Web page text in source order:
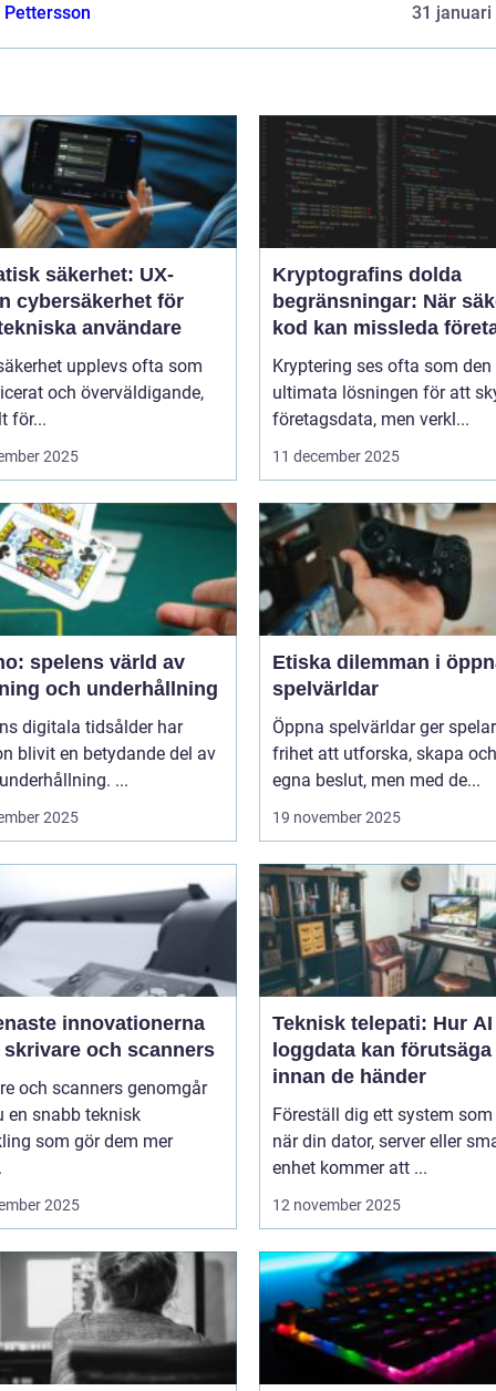
31 januari
säkerhet: UX-
cybersäkerhet för
användare
upplevs ofta som
och överväldigande,
för...
2025
Kryptografins dolda
begränsningar: När
kod kan missleda
Kryptering ses ofta som den
ultimata lösningen för att
företagsdata, men verkl...
11 december 2025
spelens värld av
och underhållning
digitala tidsålder har
blivit en betydande del av
...
2025
Etiska dilemman i
spelvärldar
Öppna spelvärldar ger
frihet att utforska, skapa
egna beslut, men med de...
19 november 2025
innovationerna
och scanners
och scanners genomgår
en snabb teknisk
som gör dem mer
2025
Teknisk telepati: Hur
loggdata kan
innan de händer
Föreställ dig ett system som
när din dator, server eller
enhet kommer att ...
12 november 2025